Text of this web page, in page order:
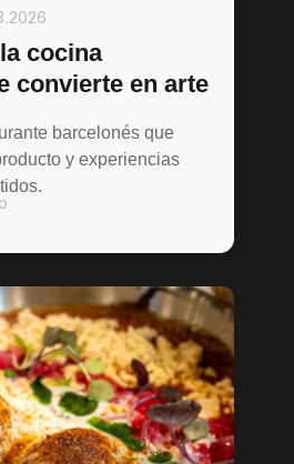
cocina
convierte en arte
barcelonés que
y experiencias